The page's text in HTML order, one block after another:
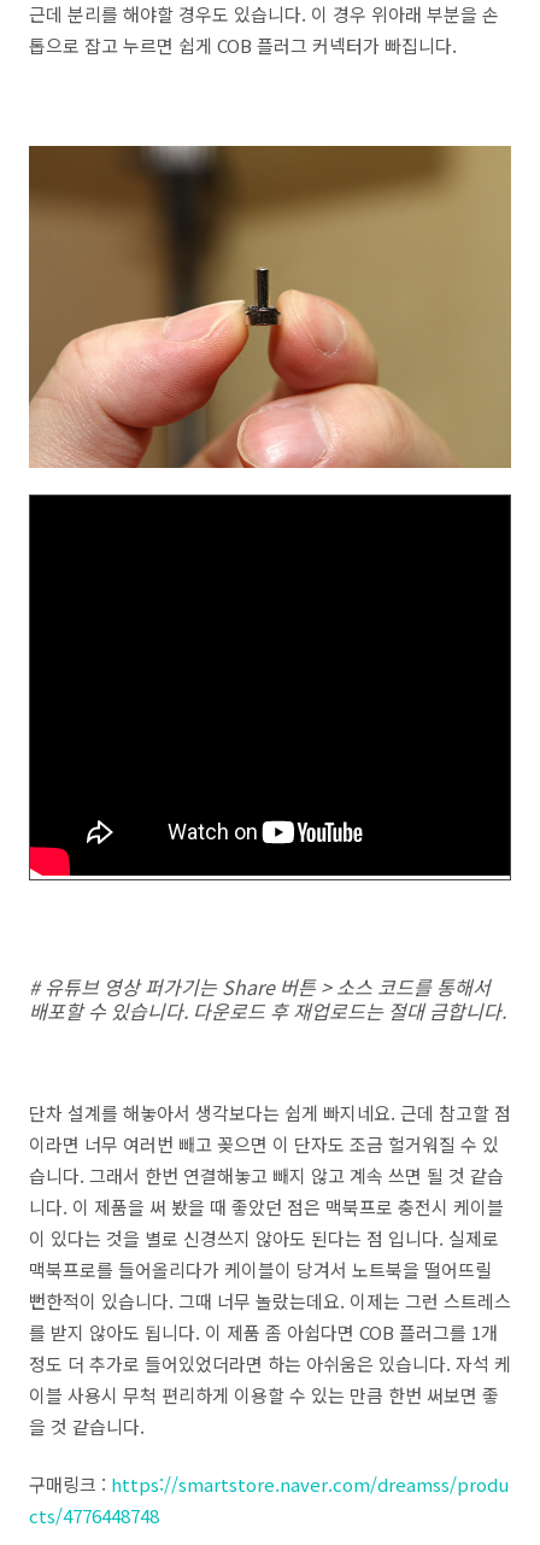
근데 분리를 해야할 경우도 있습니다. 이 경우 위아래 부분을 손
톱으로 잡고 누르면 쉽게 COB 플러그 커넥터가 빠집니다.
# 유튜브 영상 퍼가기는 Share 버튼 > 소스 코드를 통해서
배포할 수 있습니다. 다운로드 후 재업로드는 절대 금합니다.
단차 설계를 해놓아서 생각보다는 쉽게 빠지네요. 근데 참고할 점
이라면 너무 여러번 빼고 꽂으면 이 단자도 조금 헐거워질 수 있
습니다. 그래서 한번 연결해놓고 빼지 않고 계속 쓰면 될 것 같습
니다. 이 제품을 써 봤을 때 좋았던 점은 맥북프로 충전시 케이블
이 있다는 것을 별로 신경쓰지 않아도 된다는 점 입니다. 실제로
맥북프로를 들어올리다가 케이블이 당겨서 노트북을 떨어뜨릴
뻔한적이 있습니다. 그때 너무 놀랐는데요. 이제는 그런 스트레스
를 받지 않아도 됩니다. 이 제품 좀 아쉽다면 COB 플러그를 1개
정도 더 추가로 들어있었더라면 하는 아쉬움은 있습니다. 자석 케
이블 사용시 무척 편리하게 이용할 수 있는 만큼 한번 써보면 좋
을 것 같습니다.
구매링크 : https://smartstore.naver.com/dreamss/produ
cts/4776448748